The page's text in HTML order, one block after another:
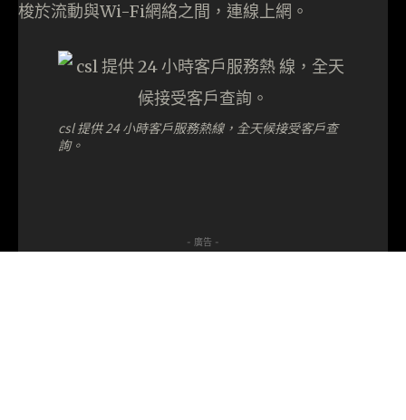
梭於流動與Wi-Fi網絡之間，連線上網。
csl 提供 24 小時客戶服務熱線，全天候接受客戶查
詢。
- 廣告 -